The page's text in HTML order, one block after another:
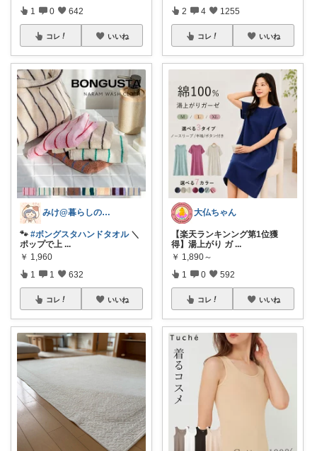
1 0 642
コレ いいね
みけ@暮らしのアイテム🫖☕️⁎.
🐾 #ボングスタハンドタオル＼
ポップで上 ...
￥ 1,960
1 1 632
コレ いいね
2 4 1255
コレ いいね
大仏ちゃん
【楽天ランキンング第1位獲
得】湯上がり ガ ...
￥ 1,890～
1 0 592
コレ いいね